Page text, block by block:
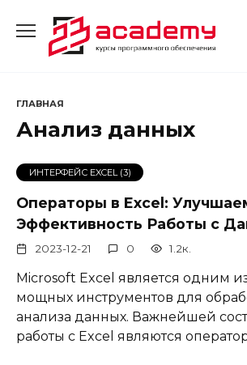
содержанию
ГЛАВНАЯ
Анализ данных
ИНТЕРФЕЙС EXCEL (3)
Операторы в Excel:
Эффективность Работы с
2023-12-21 0 1.2к.
Microsoft Excel является одним
мощных инструментов для
анализа данных. Важнейшей
работы с Excel являются